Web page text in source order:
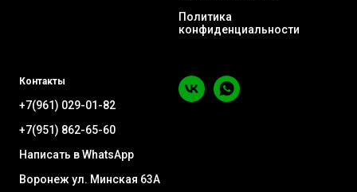
Политика
конфиденциальности
Контакты
+7(961) 029-01-82
+7(951) 862-65-60
Написать в WhatsApp
Воронеж ул. Минская 63А